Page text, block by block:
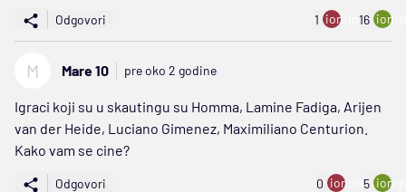
Odgovori 1 ion:minus
16
M Mare 10 pre oko 2 godine
Igraci koji su u skautingu su Homma, Lamine Fadiga, Arijen
van der Heide, Luciano Gimenez, Maximiliano Centurion.
Kako vam se cine?
Odgovori 0 ion:minus
5